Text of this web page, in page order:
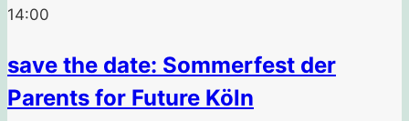
14:00
save the date: Sommerfest der
Parents for Future Köln